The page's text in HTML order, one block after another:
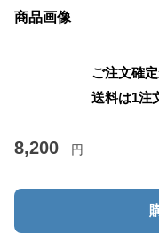
商品画像
ご注文確
送料は1注
8,200 円